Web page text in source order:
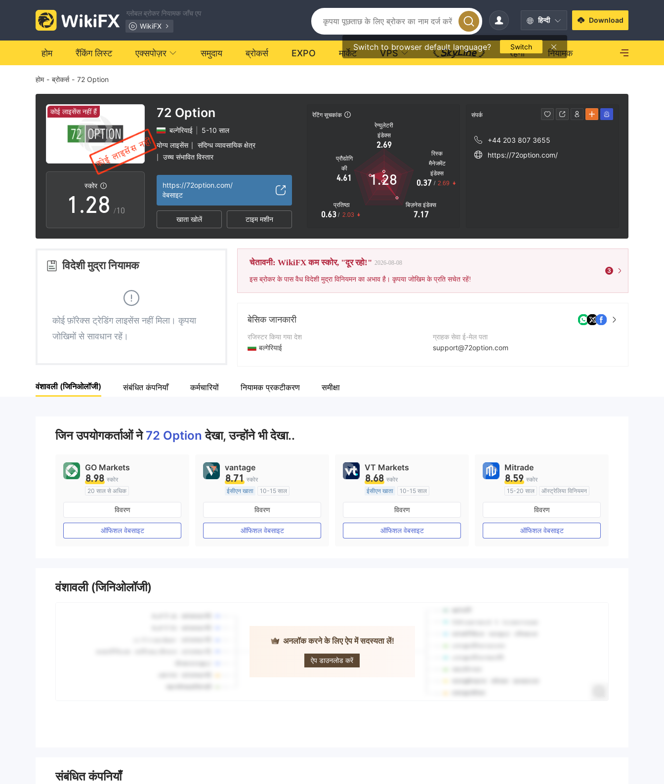
ग्लोबल ब्रोकर नियामक जाँच एप
WikiFX
हिन्दी
Switch to browser default language? Switch
Download
होम रैंकिंग लिस्ट एक्सपोज़र समुदाय ब्रोकर्स EXPO मार्केट VPS रहना नियामक
होम - ब्रोकर्स - 72 Option
कोई लाइसेंस नहीं हैं
स्कोर
0
1
2
3
5
6
7
8
9
.
0
1
2
3
4
6
7
8
9
2
3
4
5
6
7
8
9
/10
72 Option
बल्गेरियाई
5-10 साल
योग्य लाइसेंस
संदिग्ध व्यावसायिक क्षेत्र
उच्च संभावित विस्तार
https://72option.com/
वेबसाइट
खाता खोलें टाइम मशीन
रेटिंग सूचकांक
रेग्युलेटरी
इंडेक्स
2.69
प्रौद्योगि
की
4.61
प्रतिष्ठा
0.63 / 2.03
बिज़नेस इंडेक्स
7.17
रिस्क
मैनेजमेंट
इंडेक्स
0.37 / 2.69
1.28
संपर्क
+44 203 807 3655
https://72option.com/
विदेशी मुद्रा नियामक
कोई फ़ॉरेक्स ट्रेडिंग लाइसेंस नहीं मिला। कृपया
जोखिमों से सावधान रहें।
चेतावनी: WikiFX कम स्कोर, "दूर रहो!" 2026-08-08
इस ब्रोकर के पास वैध विदेशी मुद्रा विनियमन का अभाव है। कृपया जोखिम के प्रति सचेत रहें!
3
बेसिक जानकारी
रजिस्टर किया गया देश
बल्गेरियाई
कंपनी का नाम
ग्राहक सेवा ई-मेल पता
support@72option.com
वंशावली (जिनिओलॉजी) संबंधित कंपनियाँ कर्मचारियों नियामक प्रकटीकरण समीक्षा
जिन उपयोगकर्ताओं ने 72 Optionदेखा, उन्होंने भी देखा..
GO Markets
8.98 स्कोर
20 साल से अधिक
ऑस्ट्रेलिया विनियमन
मार्केट मेकिंग (एमएम)
विवरण
ऑफिशल वेबसाइट
vantage
8.71 स्कोर
ईसीएन खाता
10-15 साल
ऑस्ट्रेलिया विनियमन
मार्केट मेकिंग (एमएम)
मुख्य-लेबल MT4
विवरण
ऑफिशल वेबसाइट
VT Markets
8.68 स्कोर
ईसीएन खाता
10-15 साल
ऑस्ट्रेलिया विनियमन
मार्केट मेकिंग (एमएम)
मुख्य-लेबल MT4
विवरण
ऑफिशल वेबसाइट
Mitrade
8.59 स्कोर
15-20 साल
ऑस्ट्रेलिया विनियमन
मार्केट मेकिंग (एमएम)
स्व अनुसंधान
विवरण
ऑफिशल वेबसाइट
वंशावली (जिनिओलॉजी)
अनलॉक करने के लिए ऐप में सदस्यता लें!
ऐप डाउनलोड करें
72 Option
संबंधित कंपनियाँ